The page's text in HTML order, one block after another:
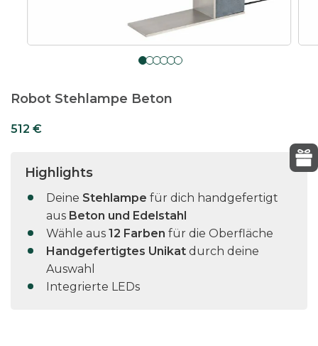
Robot Stehlampe Beton
512 €
Highlights
Deine Stehlampe für dich handgefertigt
aus Beton und Edelstahl
Wähle aus 12 Farben für die Oberfläche
Handgefertigtes Unikat durch deine
Auswahl
Integrierte LEDs